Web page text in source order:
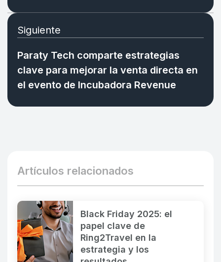
Siguiente
Paraty Tech comparte estrategias
clave para mejorar la venta directa en
el evento de Incubadora Revenue
Artículos relacionados
Black Friday 2025: el
papel clave de
Ring2Travel en la
estrategia y los